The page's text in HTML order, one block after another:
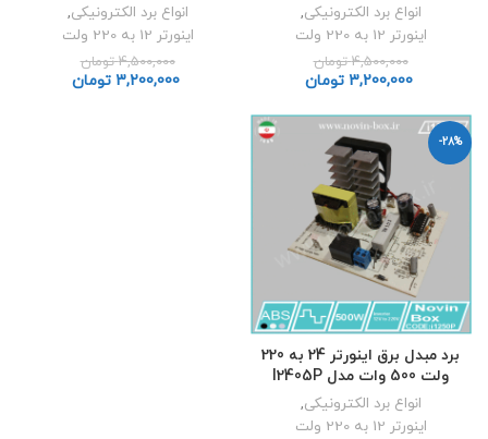
انواع برد الکترونیکی,
اینورتر 12 به 220 ولت
4,500,000 تومان
3,200,000 تومان
انواع برد الکترونیکی,
اینورتر 12 به 220 ولت
4,500,000 تومان
3,200,000 تومان
-28%
برد مبدل برق اینورتر 24 به 220
ولت 500 وات مدل I2405P
انواع برد الکترونیکی,
اینورتر 12 به 220 ولت